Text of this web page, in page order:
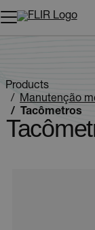
Products
Manutenção
Tacômetros